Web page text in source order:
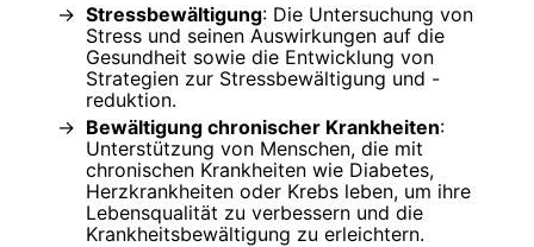
Stressbewältigung: Die Untersuchung von
Stress und seinen Auswirkungen auf die
Gesundheit sowie die Entwicklung von
Strategien zur Stressbewältigung und -
reduktion.
Bewältigung chronischer Krankheiten:
Unterstützung von Menschen, die mit
chronischen Krankheiten wie Diabetes,
Herzkrankheiten oder Krebs leben, um ihre
Lebensqualität zu verbessern und die
Krankheitsbewältigung zu erleichtern.